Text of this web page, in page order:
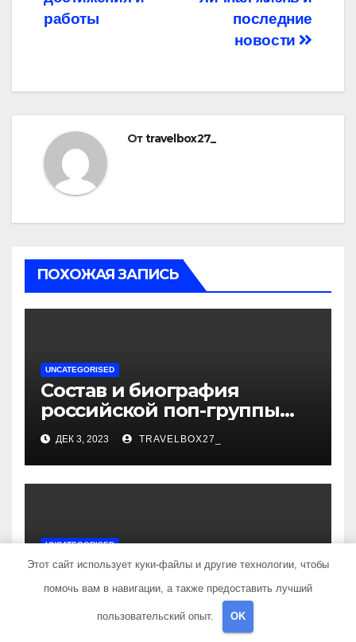
последние
новости
работы
Отtravelbox27_
ПОХОЖАЯ ЗАПИСЬ
UNCATEGORISED
Состав и биография
российской поп-группы
«Иванушки интернешнл»
— история успеха, музыка
и судьбы участников
ДЕК 3, 2023 TRAVELBOX27_
UNCATEGORISED
Политов Владимир —
узнайте все о его
биографии, возрасте и
впечатляющих
ДЕК 3, 2023 TRAVELBOX27_
Этот сайт использует куки-файлы и другие технологии, чтобы
помочь вам в навигации, а также предоставить лучший
пользовательский опыт. OK